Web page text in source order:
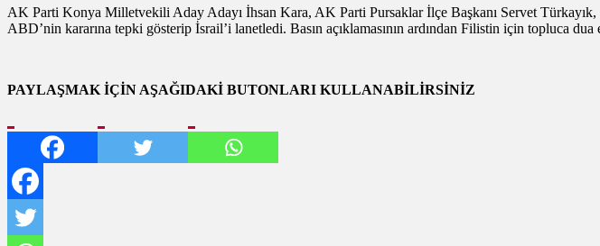
AK Parti Konya Milletvekili Aday Adayı İhsan Kara, AK Parti Pursaklar İlçe Başkanı Servet Türkayık,
ABD’nin kararına tepki gösterip İsrail’i lanetledi. Basın açıklamasının ardından Filistin için topluca dua
PAYLAŞMAK İÇİN AŞAĞIDAKİ BUTONLARI KULLANABİLİRSİNİZ